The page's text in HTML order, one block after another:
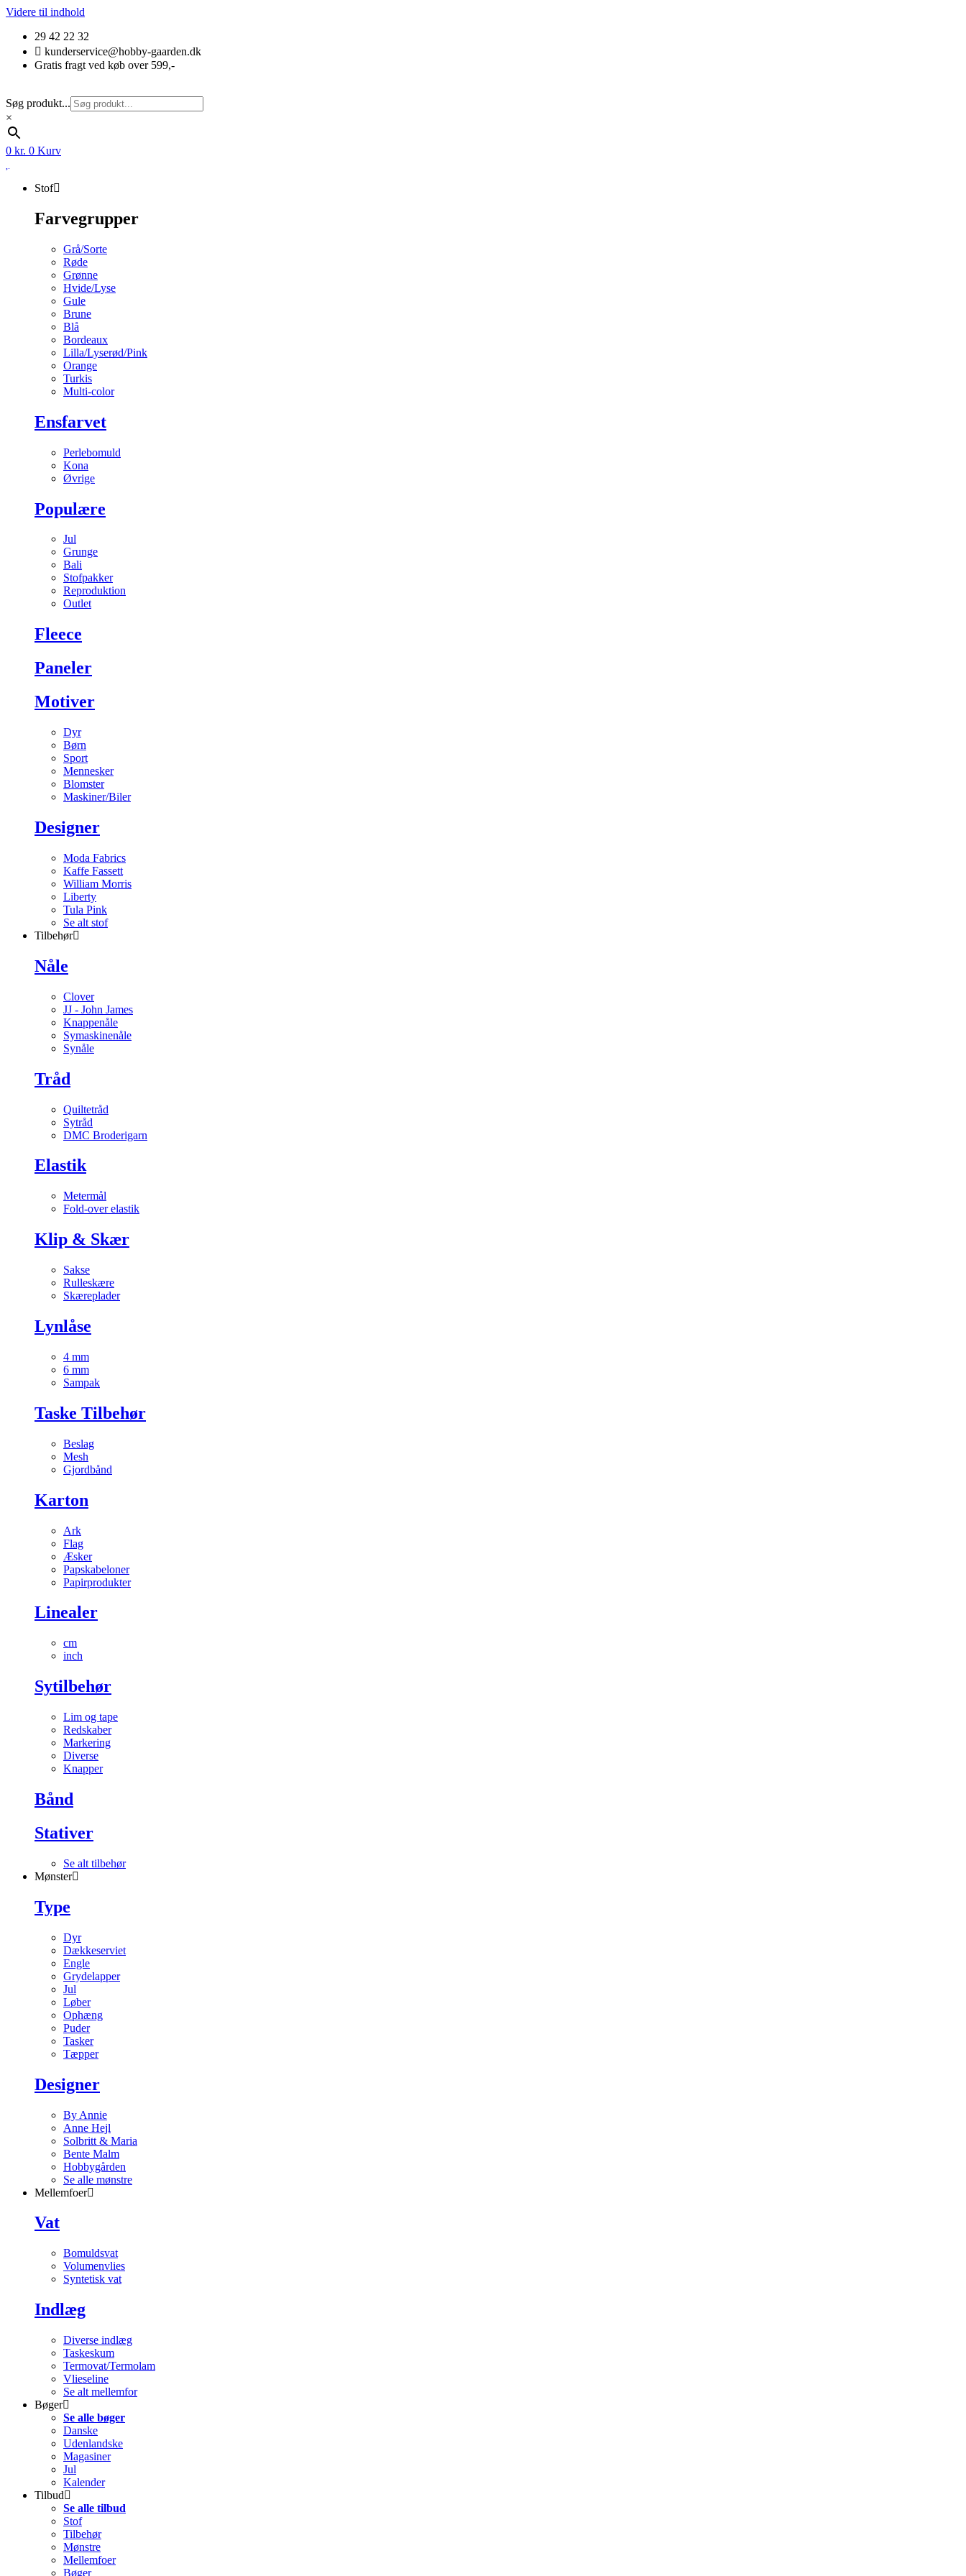
Videre til indhold
29 42 22 32
kunderservice@hobby-gaarden.dk
Gratis fragt ved køb over 599,-
Søg produkt...
×
0 kr. 0 Kurv
Stof
Farvegrupper
Grå/Sorte
Røde
Grønne
Hvide/Lyse
Gule
Brune
Blå
Bordeaux
Lilla/Lyserød/Pink
Orange
Turkis
Multi-color
Ensfarvet
Perlebomuld
Kona
Øvrige
Populære
Jul
Grunge
Bali
Stofpakker
Reproduktion
Outlet
Fleece
Paneler
Motiver
Dyr
Børn
Sport
Mennesker
Blomster
Maskiner/Biler
Designer
Moda Fabrics
Kaffe Fassett
William Morris
Liberty
Tula Pink
Se alt stof
Tilbehør
Nåle
Clover
JJ - John James
Knappenåle
Symaskinenåle
Synåle
Tråd
Quiltetråd
Sytråd
DMC Broderigarn
Elastik
Metermål
Fold-over elastik
Klip & Skær
Sakse
Rulleskære
Skæreplader
Lynlåse
4 mm
6 mm
Sampak
Taske Tilbehør
Beslag
Mesh
Gjordbånd
Karton
Ark
Flag
Æsker
Papskabeloner
Papirprodukter
Linealer
cm
inch
Sytilbehør
Lim og tape
Redskaber
Markering
Diverse
Knapper
Bånd
Stativer
Se alt tilbehør
Mønster
Type
Dyr
Dækkeserviet
Engle
Grydelapper
Jul
Løber
Ophæng
Puder
Tasker
Tæpper
Designer
By Annie
Anne Hejl
Solbritt & Maria
Bente Malm
Hobbygården
Se alle mønstre
Mellemfoer
Vat
Bomuldsvat
Volumenvlies
Syntetisk vat
Indlæg
Diverse indlæg
Taskeskum
Termovat/Termolam
Vlieseline
Se alt mellemfor
Bøger
Se alle bøger
Danske
Udenlandske
Magasiner
Jul
Kalender
Tilbud
Se alle tilbud
Stof
Tilbehør
Mønstre
Mellemfoer
Bøger